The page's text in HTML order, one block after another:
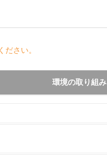
さい。
環境の取り組み